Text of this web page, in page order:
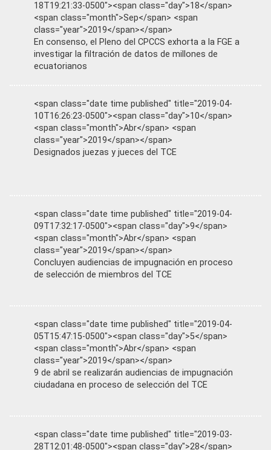
18T19:21:33-0500"><span class="day">18</span>
<span class="month">Sep</span> <span
class="year">2019</span></span>
En consenso, el Pleno del CPCCS exhorta a la FGE a
investigar la filtración de datos de millones de
ecuatorianos
<span class="date time published" title="2019-04-
10T16:26:23-0500"><span class="day">10</span>
<span class="month">Abr</span> <span
class="year">2019</span></span>
Designados juezas y jueces del TCE
<span class="date time published" title="2019-04-
09T17:32:17-0500"><span class="day">9</span>
<span class="month">Abr</span> <span
class="year">2019</span></span>
Concluyen audiencias de impugnación en proceso
de selección de miembros del TCE
<span class="date time published" title="2019-04-
05T15:47:15-0500"><span class="day">5</span>
<span class="month">Abr</span> <span
class="year">2019</span></span>
9 de abril se realizarán audiencias de impugnación
ciudadana en proceso de selección del TCE
<span class="date time published" title="2019-03-
28T12:01:48-0500"><span class="day">28</span>